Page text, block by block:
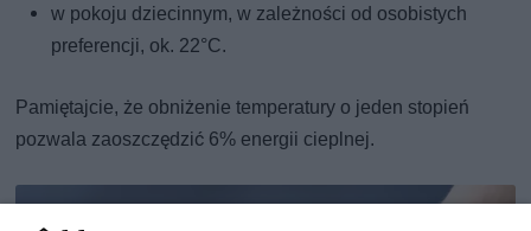
w pokoju dziecinnym, w zależności od osobistych
preferencji, ok. 22°C.
Pamiętajcie, że obniżenie temperatury o jeden stopień
pozwala zaoszczędzić 6% energii cieplnej.